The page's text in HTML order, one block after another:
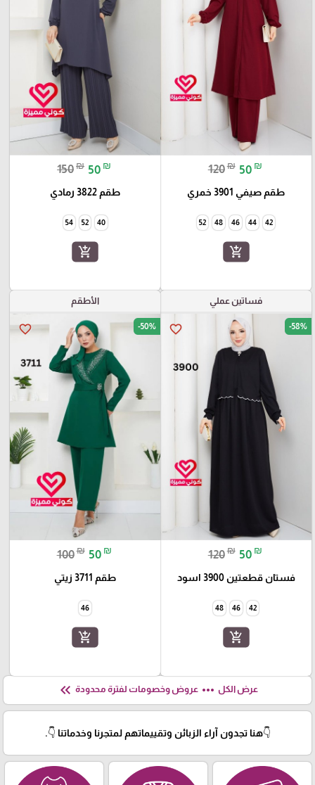
120₪ 50 ₪
طقم صيفي 3901 خمري
42
44
46
48
52
add_shopping_cart
150₪ 50 ₪
طقم 3822 رمادي
40
52
54
add_shopping_cart
فساتين عملي
favorite_border -58%
120₪ 50 ₪
فستان قطعتين 3900 اسود
42
46
48
add_shopping_cart
الأطقم
favorite_border -50%
100₪ 50 ₪
طقم 3711 زيتي
46
add_shopping_cart
عرض الكل more_horiz عروض وخصومات لفترة محدودة keyboard_double_arrow_left
👇هنا تجدون آراء الزبائن وتقييماتهم لمتجرنا وخدماتنا 👇.